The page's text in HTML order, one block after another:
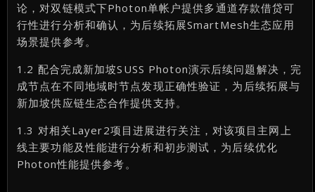
论，对双链模式下Photon单帐户提供多通道存款借贷可
行性进行分析和确认，为后续拓展SmartMesh生态应用
场景提供参考。
1.2 配合完成新加坡SUSS Photon演示后续问题解决，完
成节点在不同地域时节点发现正确性验证，为后续拓展与
新加坡供应链生态合作提供支持。
1.3 对相关Layer2项目进展进行关注，对该项目主网上
线主要功能及性能进行分析和初步测试，为后续优化
Photon性能提供参考。